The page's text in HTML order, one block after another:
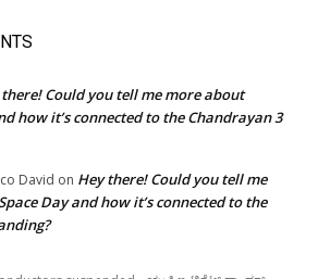
there! Could you tell me more about
how it’s connected to the Chandrayan 3
David on Hey there! Could you tell me
Day and how it’s connected to the